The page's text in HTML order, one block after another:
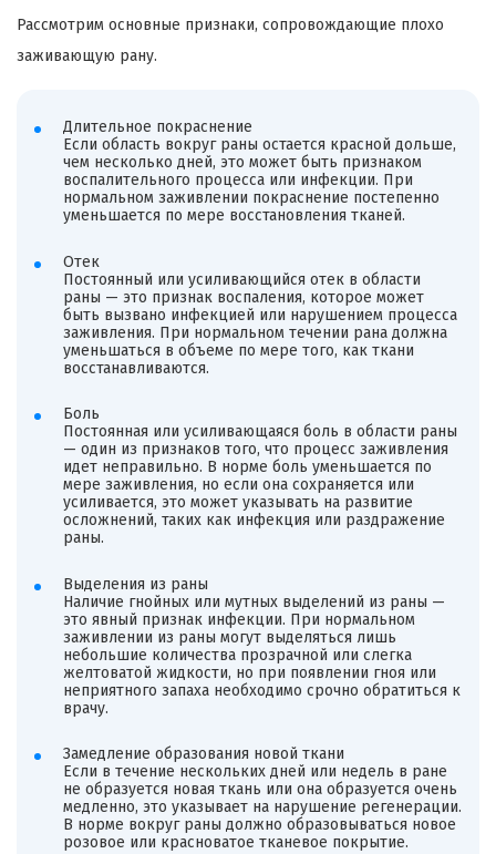
Рассмотрим основные признаки, сопровождающие плохо
заживающую рану.
Длительное покраснение
Если область вокруг раны остается красной дольше,
чем несколько дней, это может быть признаком
воспалительного процесса или инфекции. При
нормальном заживлении покраснение постепенно
уменьшается по мере восстановления тканей.
Отек
Постоянный или усиливающийся отек в области
раны — это признак воспаления, которое может
быть вызвано инфекцией или нарушением процесса
заживления. При нормальном течении рана должна
уменьшаться в объеме по мере того, как ткани
восстанавливаются.
Боль
Постоянная или усиливающаяся боль в области раны
— один из признаков того, что процесс заживления
идет неправильно. В норме боль уменьшается по
мере заживления, но если она сохраняется или
усиливается, это может указывать на развитие
осложнений, таких как инфекция или раздражение
раны.
Выделения из раны
Наличие гнойных или мутных выделений из раны —
это явный признак инфекции. При нормальном
заживлении из раны могут выделяться лишь
небольшие количества прозрачной или слегка
желтоватой жидкости, но при появлении гноя или
неприятного запаха необходимо срочно обратиться к
врачу.
Замедление образования новой ткани
Если в течение нескольких дней или недель в ране
не образуется новая ткань или она образуется очень
медленно, это указывает на нарушение регенерации.
В норме вокруг раны должно образовываться новое
розовое или красноватое тканевое покрытие.